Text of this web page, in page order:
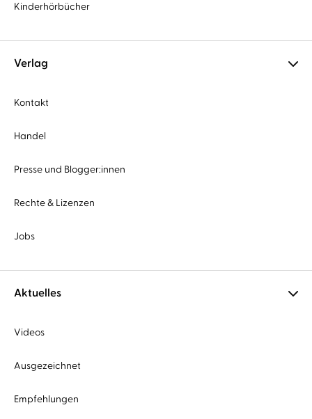
Kinderhörbücher
Verlag
Kontakt
Handel
Presse und Blogger:innen
Rechte & Lizenzen
Jobs
Aktuelles
Videos
Ausgezeichnet
Empfehlungen